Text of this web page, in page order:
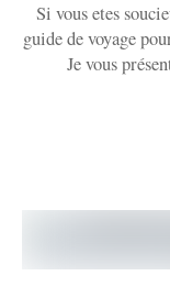
Si vous etes
guide de voyage
Je vous